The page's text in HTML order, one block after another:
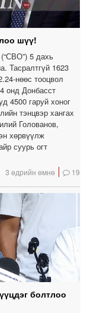
шүү!
5 дахь
Тасралтгүй 1623
нөөс тооцвол
онд Донбасст
4500 гаруй хоног
тэнцвэр хангах
Голованов,
хөрвүүлж
суурь огт
3 өдрийн өмнө 19
болтлоо